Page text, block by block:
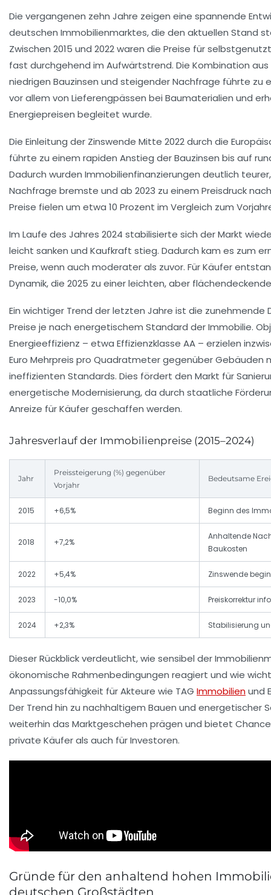
Die vergangenen zehn Jahre zeigen eine spannende
deutschen Immobilienmarktes, die den aktuellen Stand
Zwischen 2015 und 2022 waren die Preise für
fast durchgehend im Aufwärtstrend. Die Kombination
niedrigen Bauzinsen und steigender Nachfrage führte zu
vor allem von Lieferengpässen bei Baumaterialien und
Energiepreisen begleitet wurde.
Die Einleitung der Zinswende Mitte 2022 durch die
führte zu einem rapiden Anstieg der Bauzinsen bis auf
Dadurch wurden Immobilienfinanzierungen deutlich
Nachfrage bremste und ab 2023 zu einem Preisdruck
Preise fielen um etwa 10 Prozent im Vergleich zum
Im Laufe des Jahres 2024 stabilisierte sich der Markt
leicht sanken und Kaufkraft stieg. Dadurch kam es zum
Preise, wenn auch moderater als zuvor. Für Käufer
Dynamik, die 2025 zu einer leichten, aber
Ein wichtiger Trend der letzten Jahre ist die zunehmende
Preise je nach energetischem Standard der Immobilie.
Energieeffizienz – etwa Effizienzklasse AA – erzielen
Euro Mehrpreis pro Quadratmeter gegenüber Gebäuden
ineffizienten Standards. Dies fördert den Markt für
energetische Modernisierung, da durch staatliche
Anreize für Käufer geschaffen werden.
Jahresverlauf der Immobilienpreise (2015–2024)
Jahr
Preissteigerung (%) gegenüber
Vorjahr
Bedeutsame
2015 +6,5% Beginn des
2018 +7,2%
Anhaltende
Baukosten
2022 +5,4% Zinswende
2023 -10,0% Preiskorrektur
2024 +2,3% Stabilisierung
Dieser Rückblick verdeutlicht, wie sensibel der
ökonomische Rahmenbedingungen reagiert und wie
Anpassungsfähigkeit für Akteure wie TAG Immobilienund
Der Trend hin zu nachhaltigem Bauen und energetischer
weiterhin das Marktgeschehen prägen und bietet
private Käufer als auch für Investoren.
Gründe für den anhaltend hohen